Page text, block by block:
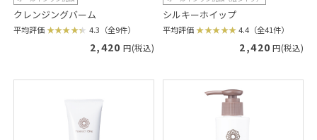
クレンジングバーム
平均評価 4.3（全9件）
2,420 円(税込)
シルキーホイップ
平均評価 4.4（全41件）
2,420 円(税込)